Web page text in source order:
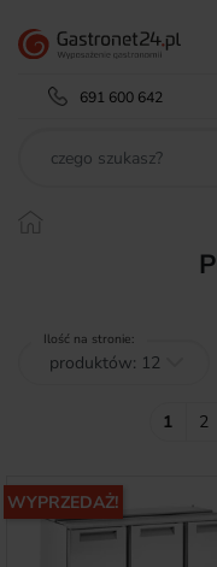
691 600 642
Ilość na stronie:
1 2
WYPRZEDAŻ!